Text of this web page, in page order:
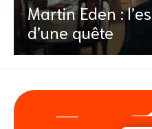
Martin Eden :
d’une quête